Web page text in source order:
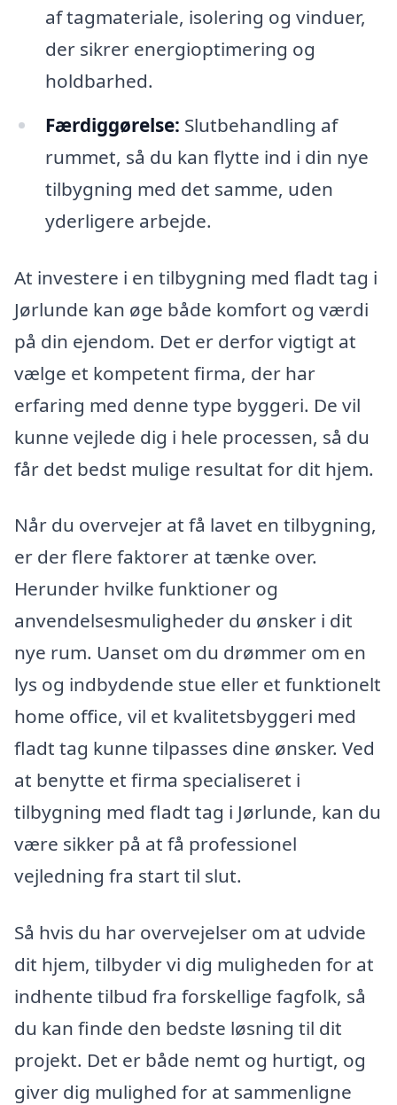
af tagmateriale, isolering og vinduer,
der sikrer energioptimering og
holdbarhed.
Færdiggørelse: Slutbehandling af
rummet, så du kan flytte ind i din nye
tilbygning med det samme, uden
yderligere arbejde.
At investere i en tilbygning med fladt tag i
Jørlunde kan øge både komfort og værdi
på din ejendom. Det er derfor vigtigt at
vælge et kompetent firma, der har
erfaring med denne type byggeri. De vil
kunne vejlede dig i hele processen, så du
får det bedst mulige resultat for dit hjem.
Når du overvejer at få lavet en tilbygning,
er der flere faktorer at tænke over.
Herunder hvilke funktioner og
anvendelsesmuligheder du ønsker i dit
nye rum. Uanset om du drømmer om en
lys og indbydende stue eller et funktionelt
home office, vil et kvalitetsbyggeri med
fladt tag kunne tilpasses dine ønsker. Ved
at benytte et firma specialiseret i
tilbygning med fladt tag i Jørlunde, kan du
være sikker på at få professionel
vejledning fra start til slut.
Så hvis du har overvejelser om at udvide
dit hjem, tilbyder vi dig muligheden for at
indhente tilbud fra forskellige fagfolk, så
du kan finde den bedste løsning til dit
projekt. Det er både nemt og hurtigt, og
giver dig mulighed for at sammenligne